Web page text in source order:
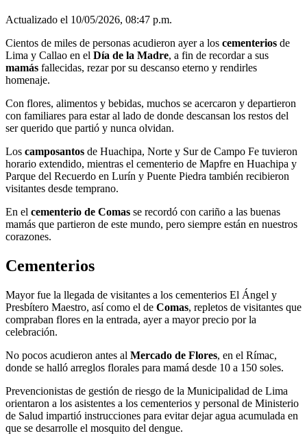
Actualizado el 10/05/2026, 08:47 p.m.
Cientos de miles de personas acudieron ayer a los cementerios de
Lima y Callao en el Día de la Madre, a fin de recordar a sus
mamás fallecidas, rezar por su descanso eterno y rendirles
homenaje.
Con flores, alimentos y bebidas, muchos se acercaron y departieron
con familiares para estar al lado de donde descansan los restos del
ser querido que partió y nunca olvidan.
Los camposantos de Huachipa, Norte y Sur de Campo Fe tuvieron
horario extendido, mientras el cementerio de Mapfre en Huachipa y
Parque del Recuerdo en Lurín y Puente Piedra también recibieron
visitantes desde temprano.
En el cementerio de Comas se recordó con cariño a las buenas
mamás que partieron de este mundo, pero siempre están en nuestros
corazones.
Cementerios
Mayor fue la llegada de visitantes a los cementerios El Ángel y
Presbítero Maestro, así como el de Comas, repletos de visitantes que
compraban flores en la entrada, ayer a mayor precio por la
celebración.
No pocos acudieron antes al Mercado de Flores, en el Rímac,
donde se halló arreglos florales para mamá desde 10 a 150 soles.
Prevencionistas de gestión de riesgo de la Municipalidad de Lima
orientaron a los asistentes a los cementerios y personal de Ministerio
de Salud impartió instrucciones para evitar dejar agua acumulada en
que se desarrolle el mosquito del dengue.